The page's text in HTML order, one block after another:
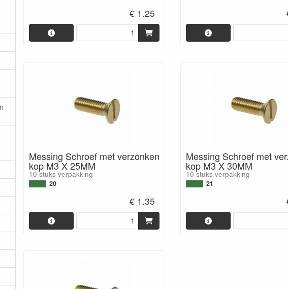
€ 1.25
Messing Schroef met verzonken
kop M3 X 25MM
10 stuks verpakking
20
€ 1.35
Messing Schroef met
kop M3 X 30MM
10 stuks verpakking
21